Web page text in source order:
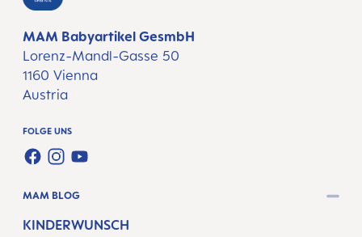
MAM Babyartikel GesmbH
Lorenz-Mandl-Gasse 50
1160 Vienna
Austria
FOLGE UNS
FACEBOOK
INSTAGRAM
YOUTUBE
MAM BLOG
KINDERWUNSCH